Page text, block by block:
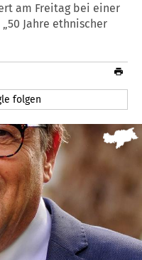
am Freitag bei einer
Jahre ethnischer
folgen